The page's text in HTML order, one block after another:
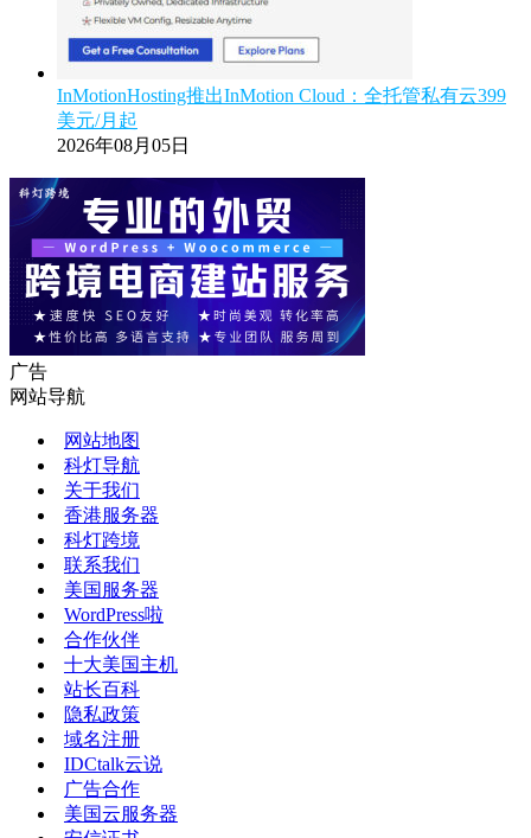
InMotionHosting推出InMotion Cloud：全托管私有云399
美元/月起
2026年08月05日
广告
网站导航
网站地图
科灯导航
关于我们
香港服务器
科灯跨境
联系我们
美国服务器
WordPress啦
合作伙伴
十大美国主机
站长百科
隐私政策
域名注册
IDCtalk云说
广告合作
美国云服务器